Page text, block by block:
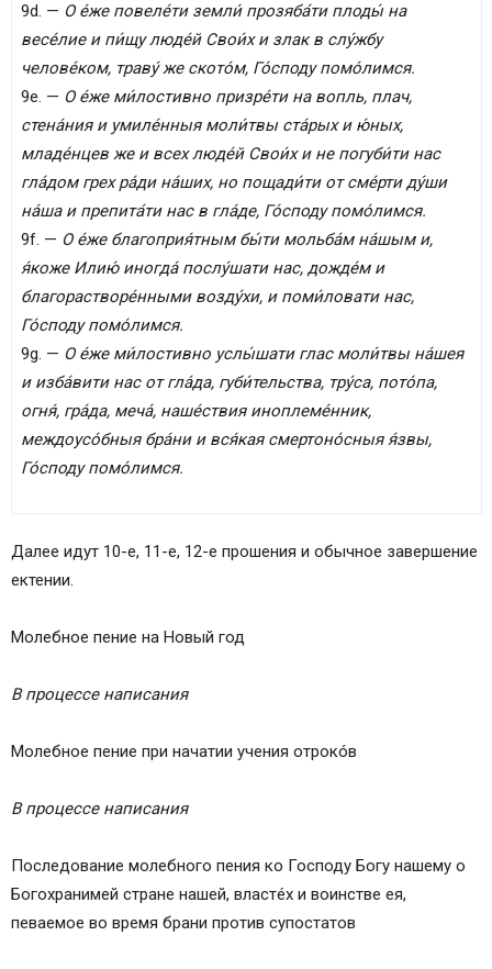
9d. — О е́же повеле́ти земли́ прозяба́ти плоды́ на
весе́лие и пи́щу люде́й Свои́х и злак в слу́жбу
челове́ком, траву́ же ското́м, Го́споду помо́лимся.
9e. — О е́же ми́лостивно призре́ти на вопль, плач,
стена́ния и умиле́нныя моли́твы ста́рых и ю́ных,
младе́нцев же и всех люде́й Свои́х и не погуби́ти нас
гла́дом грех ра́ди на́ших, но пощади́ти от сме́рти ду́ши
на́ша и препита́ти нас в гла́де, Го́споду помо́лимся.
9f. — О е́же благоприя́тным бы́ти мольба́м на́шым и,
я́коже Илию́ иногда́ послу́шати нас, дожде́м и
благорастворе́нными возду́хи, и поми́ловати нас,
Го́споду помо́лимся.
9g. — О е́же ми́лостивно услы́шати глас моли́твы на́шея
и изба́вити нас от гла́да, губи́тельства, тру́са, пото́па,
огня́, гра́да, меча́, наше́ствия иноплеме́нник,
междоусо́бныя бра́ни и вся́кая смертоно́сныя я́звы,
Го́споду помо́лимся.
Далее идут 10-е, 11-е, 12-е прошения и обычное завершение
ектении.
Молебное пение на Новый год
В процессе написания
Молебное пение при начатии учения отрокóв
В процессе написания
Последование молебного пения ко Господу Богу нашему о
Богохранимей стране нашей, властéх и воинстве ея,
певаемое во время брани против супостатов